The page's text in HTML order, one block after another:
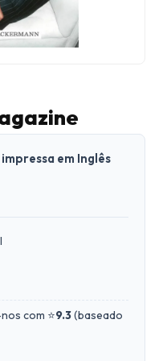
em Inglês
com ⭐9.3(baseado